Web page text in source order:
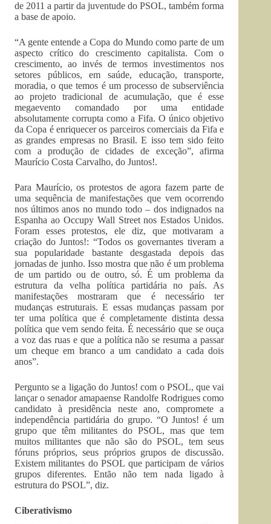
de 2011 a partir da juventude do PSOL, também forma
a base de apoio.
“A gente entende a Copa do Mundo como parte de um
aspecto crítico do crescimento capitalista. Com o
crescimento, ao invés de termos investimentos nos
setores públicos, em saúde, educação, transporte,
moradia, o que temos é um processo de subserviência
ao projeto tradicional de acumulação, que é esse
megaevento comandado por uma entidade
absolutamente corrupta como a Fifa. O único objetivo
da Copa é enriquecer os parceiros comerciais da Fifa e
as grandes empresas no Brasil. E isso tem sido feito
com a produção de cidades de exceção”, afirma
Maurício Costa Carvalho, do Juntos!.
Para Maurício, os protestos de agora fazem parte de
uma sequência de manifestações que vem ocorrendo
nos últimos anos no mundo todo – dos indignados na
Espanha ao Occupy Wall Street nos Estados Unidos.
Foram esses protestos, ele diz, que motivaram a
criação do Juntos!: “Todos os governantes tiveram a
sua popularidade bastante desgastada depois das
jornadas de junho. Isso mostra que não é um problema
de um partido ou de outro, só. É um problema da
estrutura da velha política partidária no país. As
manifestações mostraram que é necessário ter
mudanças estruturais. E essas mudanças passam por
ter uma política que é completamente distinta dessa
política que vem sendo feita. É necessário que se ouça
a voz das ruas e que a política não se resuma a passar
um cheque em branco a um candidato a cada dois
anos”.
Pergunto se a ligação do Juntos! com o PSOL, que vai
lançar o senador amapaense Randolfe Rodrigues como
candidato à presidência neste ano, compromete a
independência partidária do grupo. “O Juntos! é um
grupo que têm militantes do PSOL, mas que tem
muitos militantes que não são do PSOL, tem seus
fóruns próprios, seus próprios grupos de discussão.
Existem militantes do PSOL que participam de vários
grupos diferentes. Então não tem nada ligado à
estrutura do PSOL”, diz.
Ciberativismo